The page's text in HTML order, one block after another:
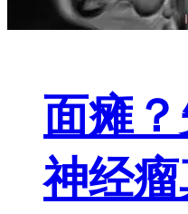
面瘫
神经